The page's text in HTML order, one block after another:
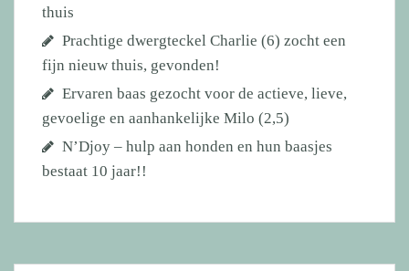
thuis
Prachtige dwergteckel Charlie (6) zocht een
fijn nieuw thuis, gevonden!
Ervaren baas gezocht voor de actieve, lieve,
gevoelige en aanhankelijke Milo (2,5)
N’Djoy – hulp aan honden en hun baasjes
bestaat 10 jaar!!